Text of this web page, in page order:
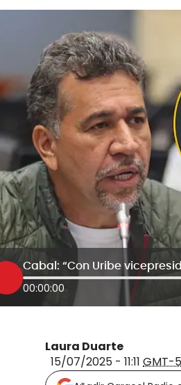
00:00:00
Laura Duarte
15/07/2025 - 11:11 GMT-5